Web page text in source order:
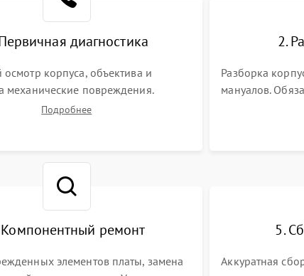
диагностика
осмотр корпуса, объектива и
механические повреждения.
на включение, считывание
Подробнее
2.
Разборка
мануалов.
ремонт
элементов платы, замена
5.
Аккуратная